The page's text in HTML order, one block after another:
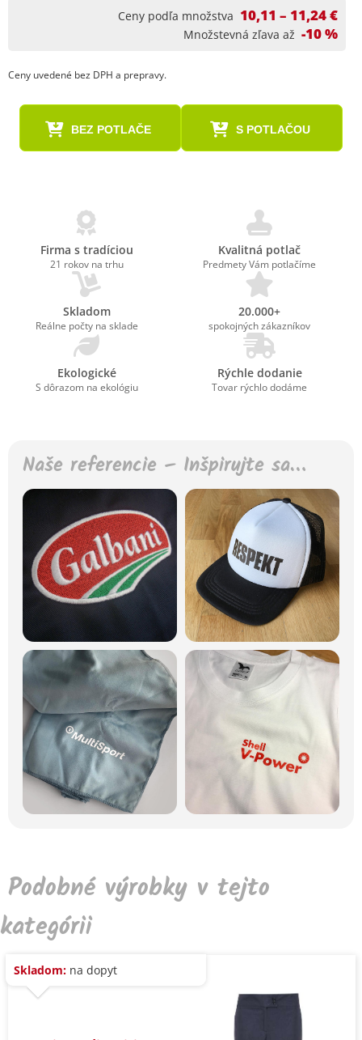
Ceny podľa množstva 10,11 – 11,24 €
Množstevná zľava až -10 %
Ceny uvedené bez DPH a prepravy.
BEZ POTLAČE S POTLAČOU
Firma s tradíciou
21 rokov na trhu
Kvalitná potlač
Predmety Vám potlačíme
Skladom
Reálne počty na sklade
20.000+
spokojných zákazníkov
Ekologické
S dôrazom na ekológiu
Rýchle dodanie
Tovar rýchlo dodáme
Naše referencie – Inšpirujte sa…
Podobné výrobky v tejto
kategórii
Skladom: na dopyt